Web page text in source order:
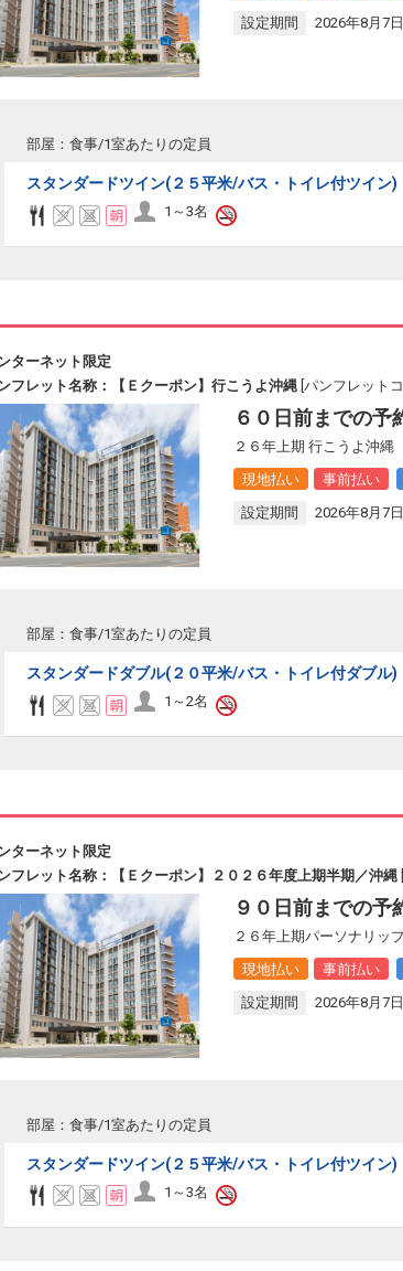
設定期間
2026年8月7
部屋：食事/1室あたりの定員
スタンダードツイン(２５平米/バス・トイレ付ツイン)
1～3名
ターネット限定
フレット名称：【Ｅクーポン】行こうよ沖縄 [パンフレット
６０日前までの予
２６年上期 行こうよ沖縄
現地払い
事前払い
設定期間
2026年8月7
部屋：食事/1室あたりの定員
スタンダードダブル(２０平米/バス・トイレ付ダブル)
1～2名
ターネット限定
フレット名称：【Ｅクーポン】２０２６年度上期半期／沖縄
９０日前までの予
２６年上期パーソナリッ
現地払い
事前払い
設定期間
2026年8月7
部屋：食事/1室あたりの定員
スタンダードツイン(２５平米/バス・トイレ付ツイン)
1～3名